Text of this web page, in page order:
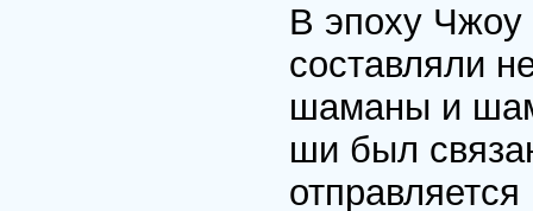
В эпоху Чжоу
составляли
шаманы и
ши был